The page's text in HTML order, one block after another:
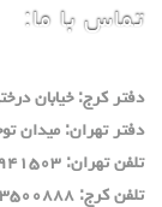
تماس با ما:
دفتر كرج: خيابان
دفتر تهران: ميدان
تلفن تهران: ٠٢١٦٦٩٤١٥٠٣
تلفن كرج: ٠٢٦٣٣٥٠٠٨٨٨